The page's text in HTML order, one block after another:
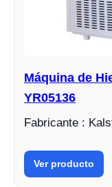
Máquina de
YR05136
Fabricante :
Ver producto